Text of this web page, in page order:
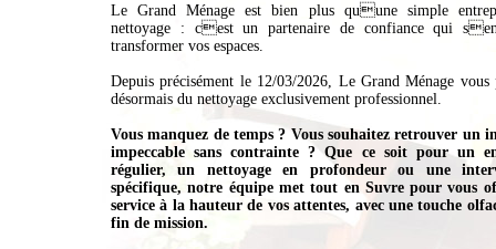
Le Grand Ménage est bien plus quune simple
nettoyage : cest un partenaire de confiance qui
transformer vos espaces.
Depuis précisément le 12/03/2026, Le Grand Ménage vous
désormais du nettoyage exclusivement professionnel.
Vous manquez de temps ? Vous souhaitez retrouver un
impeccable sans contrainte ? Que ce soit pour un
régulier, un nettoyage en profondeur ou une
spécifique, notre équipe met tout en Suvre pour vous
service à la hauteur de vos attentes, avec une touche
fin de mission.